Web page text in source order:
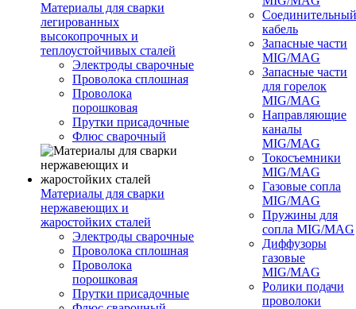
Материалы для сварки
легированных
высокопрочных и
теплоустойчивых сталей
Электроды сварочные
Проволока сплошная
Проволока
порошковая
Прутки присадочные
Флюс сварочный
Материалы для сварки
нержавеющих и
жаростойких сталей
Электроды сварочные
Проволока сплошная
Проволока
порошковая
Прутки присадочные
Соединительный
кабель
Запасные части
MIG/MAG
Запасные части
для горелок
MIG/MAG
Направляющие
каналы
MIG/MAG
Токосъемники
MIG/MAG
Газовые сопла
MIG/MAG
Пружины для
сопла MIG/MAG
Диффузоры
газовые
MIG/MAG
Ролики подачи
проволоки